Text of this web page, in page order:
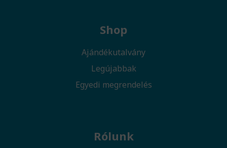
Shop
Ajándékutalvány
Legújabbak
Egyedi megrendelés
Rólunk